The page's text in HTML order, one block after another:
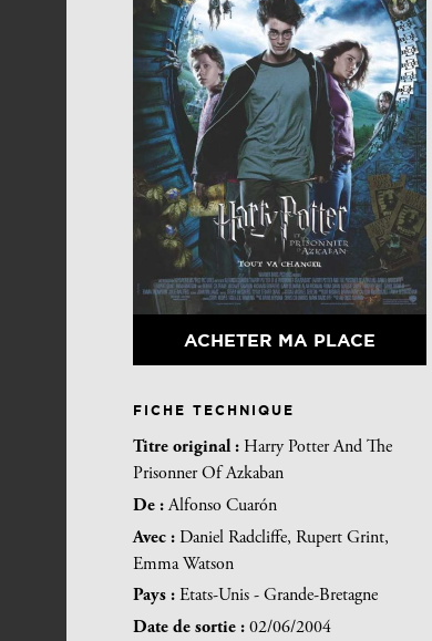
ACHETER MA PLACE
FICHE TECHNIQUE
Titre original : Harry Potter And The
Prisonner Of Azkaban
De :Alfonso Cuarón
Avec : Daniel Radcliffe, Rupert Grint,
Emma Watson
Pays : Etats-Unis - Grande-Bretagne
Date de sortie : 02/06/2004